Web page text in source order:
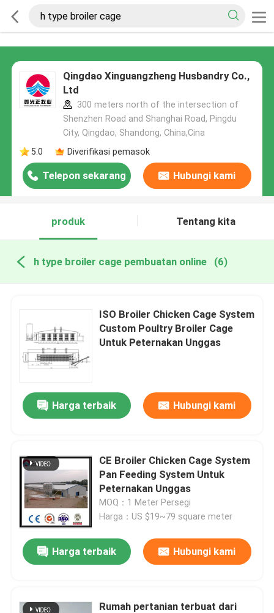
Qingdao Xinguangzheng Husbandry Co.,
Ltd
300 meters north of the intersection of
Shenzhen Road and Shanghai Road, Pingdu
City, Qingdao, Shandong, China,Cina
5.0
Diverifikasi pemasok
Telepon sekarang Hubungi kami
produk Tentang kita
h type broiler cage pembuatan online (6)
ISO Broiler Chicken Cage System
Custom Poultry Broiler Cage
Untuk Peternakan Unggas
Harga terbaik Hubungi kami
CE Broiler Chicken Cage System
Pan Feeding System Untuk
Peternakan Unggas
MOQ：1 Meter Persegi
Harga：US $19~79 square meter
Harga terbaik Hubungi kami
Rumah pertanian terbuat dari